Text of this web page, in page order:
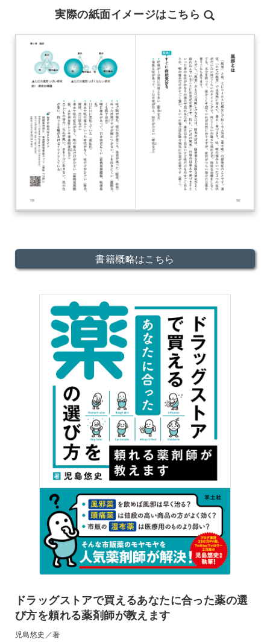
実際の紙面イメージはこちら
書籍概略はこちら
ドラッグストアで買えるあなたに合った薬の選
び方を頼れる薬剤師が教えます
児島悠史／著